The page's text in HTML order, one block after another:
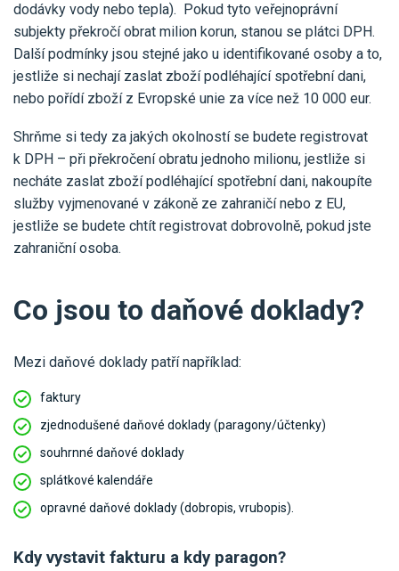
dodávky vody nebo tepla). Pokud tyto veřejnoprávní
subjekty překročí obrat milion korun, stanou se plátci DPH.
Další podmínky jsou stejné jako u identifikované osoby a to,
jestliže si nechají zaslat zboží podléhající spotřební dani,
nebo pořídí zboží z Evropské unie za více než 10 000 eur.
Shrňme si tedy za jakých okolností se budete registrovat
k DPH – při překročení obratu jednoho milionu, jestliže si
necháte zaslat zboží podléhající spotřební dani, nakoupíte
služby vyjmenované v zákoně ze zahraničí nebo z EU,
jestliže se budete chtít registrovat dobrovolně, pokud jste
zahraniční osoba.
Co jsou to daňové doklady?
Mezi daňové doklady patří například:
faktury
zjednodušené daňové doklady (paragony/účtenky)
souhrnné daňové doklady
splátkové kalendáře
opravné daňové doklady (dobropis, vrubopis).
Kdy vystavit fakturu a kdy paragon?